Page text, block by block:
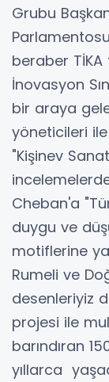
Grubu
beraber
İnovasyon
bir araya
yöneticileri
"Kişinev
Cheban'a
duygu ve
motiflerine
Rumeli ve
desenleriyiz
projesi ile
barındıran
yıllarca